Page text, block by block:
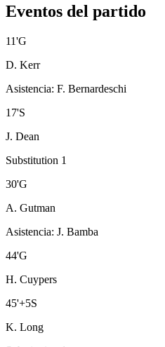
Eventos del partido
11'G
D. Kerr
Asistencia: F. Bernardeschi
17'S
J. Dean
Substitution 1
30'G
A. Gutman
Asistencia: J. Bamba
44'G
H. Cuypers
45'+5S
K. Long